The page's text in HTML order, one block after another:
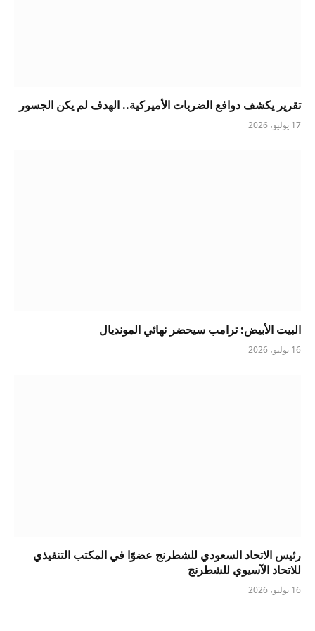
تقرير يكشف دوافع الضربات الأميركية.. الهدف لم يكن الجسور
17 يوليو، 2026
البيت الأبيض: ترامب سيحضر نهائي المونديال
16 يوليو، 2026
رئيس الاتحاد السعودي للشطرنج عضوًا في المكتب التنفيذي
للاتحاد الآسيوي للشطرنج
16 يوليو، 2026